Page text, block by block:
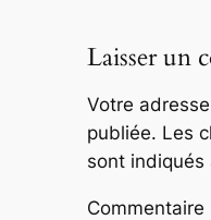
Laisser un
Votre
publiée. Les
sont indiqués
Commentaire